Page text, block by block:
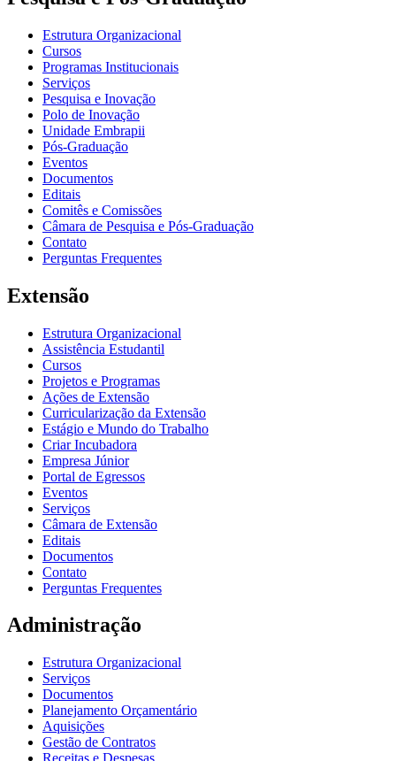
Estrutura Organizacional
Cursos
Programas Institucionais
Serviços
Pesquisa e Inovação
Polo de Inovação
Unidade Embrapii
Pós-Graduação
Eventos
Documentos
Editais
Comitês e Comissões
Câmara de Pesquisa e Pós-Graduação
Contato
Perguntas Frequentes
Extensão
Estrutura Organizacional
Assistência Estudantil
Cursos
Projetos e Programas
Ações de Extensão
Curricularização da Extensão
Estágio e Mundo do Trabalho
Criar Incubadora
Empresa Júnior
Portal de Egressos
Eventos
Serviços
Câmara de Extensão
Editais
Documentos
Contato
Perguntas Frequentes
Administração
Estrutura Organizacional
Serviços
Documentos
Planejamento Orçamentário
Aquisições
Gestão de Contratos